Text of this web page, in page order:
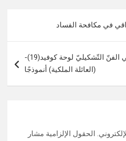
في مكافحة الفساد
التّحليل السّيميولوجي في الفنّ التّشكيليّ لوحة كوفيد(19)-
(العائلة الملكية) أنموذجًا
الحقول الإلزامية مشار